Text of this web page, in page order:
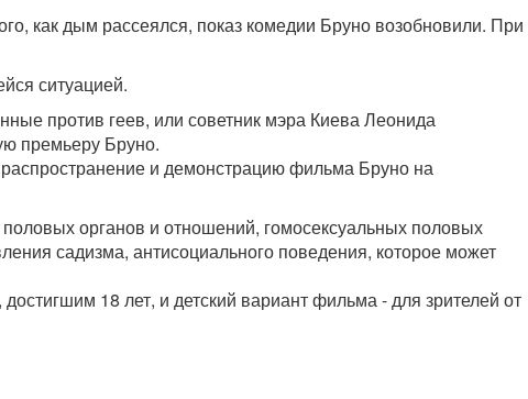
как дым рассеялся, показ комедии Бруно возобновили. При
ситуацией.
против геев, или советник мэра Киева Леонида
премьеру Бруно.
и демонстрацию фильма Бруно на
органов и отношений, гомосексуальных половых
садизма, антисоциального поведения, которое может
18 лет, и детский вариант фильма - для зрителей от